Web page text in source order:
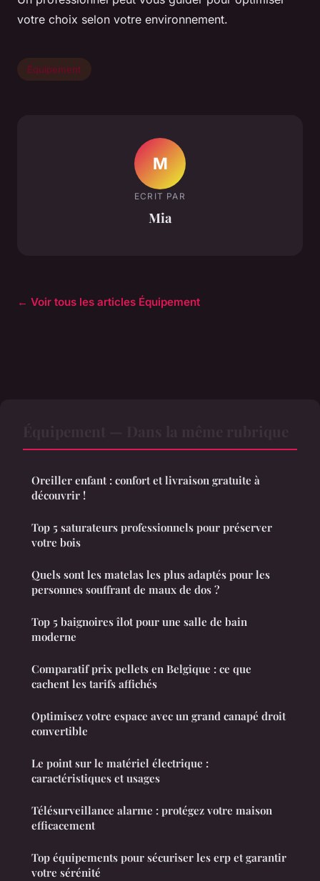
votre choix selon votre environnement.
Équipement
M
ECRIT PAR
Mia
← Voir tous les articles Équipement
Oreiller enfant : confort et livraison gratuite à
découvrir !
Top 5 saturateurs professionnels pour préserver
votre bois
Quels sont les matelas les plus adaptés pour les
personnes souffrant de maux de dos ?
Top 5 baignoires îlot pour une salle de bain
moderne
Comparatif prix pellets en Belgique : ce que
cachent les tarifs affichés
Optimisez votre espace avec un grand canapé droit
convertible
Le point sur le matériel électrique :
caractéristiques et usages
Télésurveillance alarme : protégez votre maison
efficacement
Top équipements pour sécuriser les erp et garantir
votre sérénité